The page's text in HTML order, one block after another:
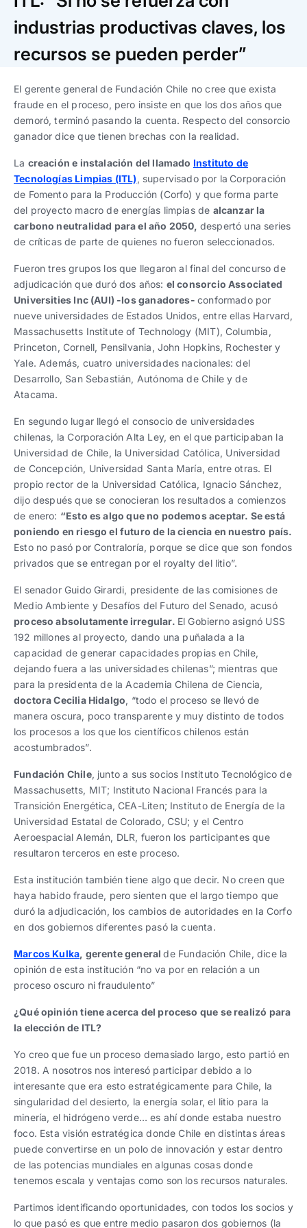
Trabaja con nosotros
Ver todo
Ver todas
Español|English
Ver todas
Español|English
Ver todos
Español| English
Español| English
industrias productivas claves, los
recursos se pueden perder”
El gerente general de Fundación Chile no cree que exista
fraude en el proceso, pero insiste en que los dos años que
demoró, terminó pasando la cuenta. Respecto del consorcio
ganador dice que tienen brechas con la realidad.
La creación e instalación del llamado Instituto de
Tecnologías Limpias (ITL) , supervisado por la Corporación
de Fomento para la Producción (Corfo) y que forma parte
del proyecto macro de energías limpias de alcanzar la
carbono neutralidad para el año 2050, despertó una series
de críticas de parte de quienes no fueron seleccionados.
Fueron tres grupos los que llegaron al final del concurso de
adjudicación que duró dos años: el consorcio Associated
Universities Inc (AUI) -los ganadores-conformado por
nueve universidades de Estados Unidos, entre ellas Harvard,
Massachusetts Institute of Technology (MIT), Columbia,
Princeton, Cornell, Pensilvania, John Hopkins, Rochester y
Yale. Además, cuatro universidades nacionales: del
Desarrollo, San Sebastián, Autónoma de Chile y de
Atacama.
En segundo lugar llegó el consocio de universidades
chilenas, la Corporación Alta Ley, en el que participaban la
Universidad de Chile, la Universidad Católica, Universidad
de Concepción, Universidad Santa María, entre otras. El
propio rector de la Universidad Católica, Ignacio Sánchez,
dijo después que se conocieran los resultados a comienzos
de enero: “Esto es algo que no podemos aceptar. Se está
poniendo en riesgo el futuro de la ciencia en nuestro país.
Esto no pasó por Contraloría, porque se dice que son fondos
privados que se entregan por el royalty del litio”.
El senador Guido Girardi, presidente de las comisiones de
Medio Ambiente y Desafíos del Futuro del Senado, acusó
proceso absolutamente irregular. El Gobierno asignó USS
192 millones al proyecto, dando una puñalada a la
capacidad de generar capacidades propias en Chile,
dejando fuera a las universidades chilenas”; mientras que
para la presidenta de la Academia Chilena de Ciencia,
doctora Cecilia Hidalgo, “todo el proceso se llevó de
manera oscura, poco transparente y muy distinto de todos
los procesos a los que los científicos chilenos están
acostumbrados”.
Fundación Chile, junto a sus socios Instituto Tecnológico de
Massachusetts, MIT; Instituto Nacional Francés para la
Transición Energética, CEA-Liten; Instituto de Energía de la
Universidad Estatal de Colorado, CSU; y el Centro
Aeroespacial Alemán, DLR, fueron los participantes que
resultaron terceros en este proceso.
Esta institución también tiene algo que decir. No creen que
haya habido fraude, pero sienten que el largo tiempo que
duró la adjudicación, los cambios de autoridades en la Corfo
en dos gobiernos diferentes pasó la cuenta.
Marcos Kulka, gerente generalde Fundación Chile, dice la
opinión de esta institución “no va por en relación a un
proceso oscuro ni fraudulento”
¿Qué opinión tiene acerca del proceso que se realizó para
la elección de ITL?
Yo creo que fue un proceso demasiado largo, esto partió en
2018. A nosotros nos interesó participar debido a lo
interesante que era esto estratégicamente para Chile, la
singularidad del desierto, la energía solar, el litio para la
minería, el hidrógeno verde… es ahí donde estaba nuestro
foco. Esta visión estratégica donde Chile en distintas áreas
puede convertirse en un polo de innovación y estar dentro
de las potencias mundiales en algunas cosas donde
tenemos escala y ventajas como son los recursos naturales.
Partimos identificando oportunidades, con todos los socios y
lo que pasó es que entre medio pasaron dos gobiernos (la